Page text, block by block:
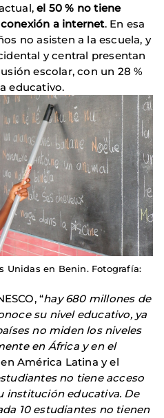
el 50 % no tiene
a internet. En esa
no asisten a la escuela, y
y central presentan
escolar, con un 28 %
educativo.
Unidas en Benin. Fotografía:
“hay 680 millones de
su nivel educativo, ya
no miden los niveles
en África y en el
en América Latina y el
no tiene acceso
institución educativa. De
10 estudiantes no tienen